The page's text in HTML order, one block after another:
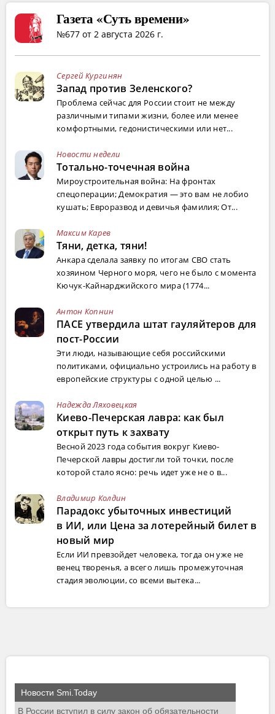
Газета «Суть времени»
№677 от 2 августа 2026 г.
Сергей Кургинян
Запад против Зеленского?
Проблема сейчас для России стоит не между
различными типами жизни, более или менее
комфортными, гедонистическими или нет...
Новости недели
Тотально-точечная война
Мироустроительная война: На фронтах
спецоперации; Демократия — это вам не лобио
кушать; Евроразвод и девичья фамилия; От...
Максим Карев
Тяни, детка, тяни!
Анкара сделала заявку по итогам СВО стать
хозяином Черного моря, чего не было с момента
Кючук-Кайнарджийского мира (1774...
Антон Копнин
ПАСЕ утвердила штат гауляйтеров для
пост-России
Эти люди, называющие себя российскими
политиками, официально устроились на работу в
европейские структуры с одной целью ...
Надежда Ляховецкая
Киево-Печерская лавра: как был
открыт путь к захвату
Весной 2023 года события вокруг Киево-
Печерской лавры достигли той точки, после
которой стало ясно: речь идет уже не о в...
Владимир Колдин
Парадокс убыточных инвестиций
в ИИ, или Цена за лотерейный билет в
новый мир
Если ИИ превзойдет человека, тогда он уже не
венец творенья, а всего лишь промежуточная
стадия эволюции, со всеми вытека...